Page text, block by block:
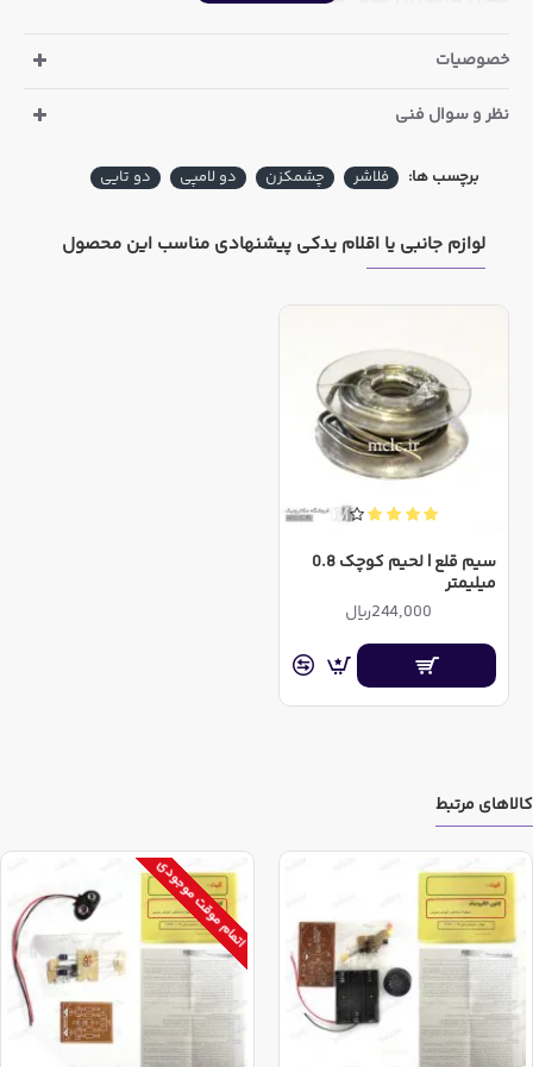
خصوصیات
نظر و سوال فنی
برچسب ها: فلاشر چشمکزن دو لامپی دو تایی
لوازم جانبی یا اقلام یدکی پیشنهادی مناسب این محصول
سیم قلع | لحیم کوچک 0.8
میلیمتر
244,000ریال
کالاهای مرتبط
اتمام موقت موجودی